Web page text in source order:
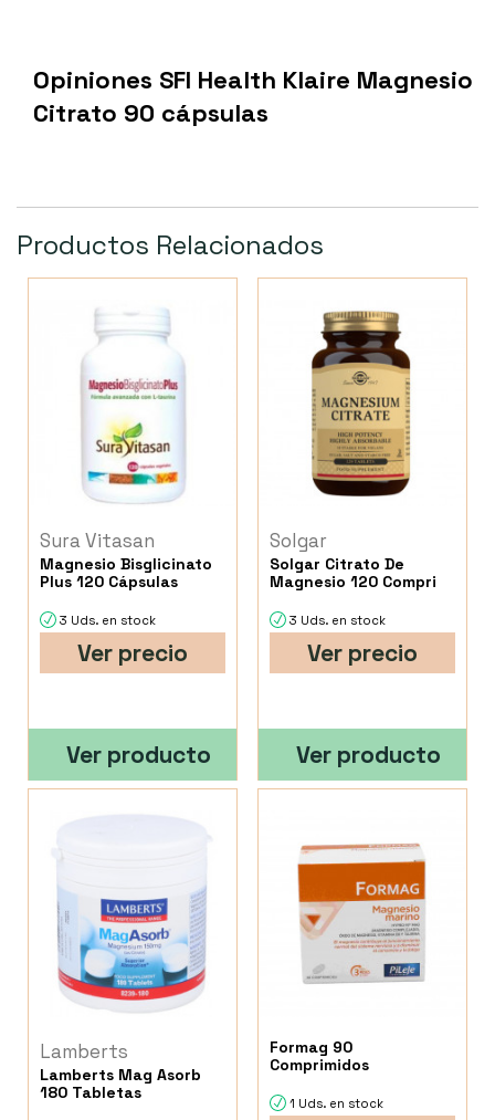
Opiniones SFI Health Klaire Magnesio
Citrato 90 cápsulas
Productos Relacionados
Sura Vitasan
Magnesio Bisglicinato
Plus 120 Cápsulas
3 Uds. en stock
Ver precio
Ver producto
Solgar
Solgar Citrato De
Magnesio 120 Compri
3 Uds. en stock
Ver precio
Ver producto
Lamberts
Lamberts Mag Asorb
180 Tabletas
Formag 90
Comprimidos
1 Uds. en stock